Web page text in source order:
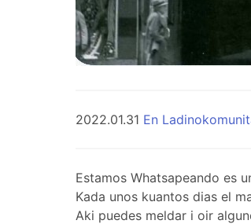
2022.01.31 En
Estamos Whatsapeando es
Kada unos kuantos dias el
Aki puedes meldar i oir